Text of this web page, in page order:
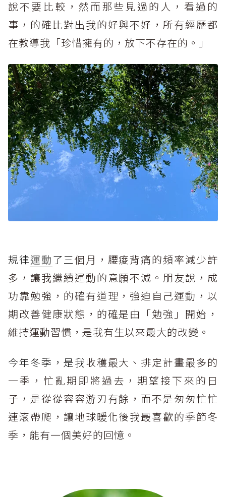
說不要比較，然而那些見過的人，看過的
事，的確比對出我的好與不好，所有經歷都
在教導我「珍惜擁有的，放下不存在的。」
規律運動了三個月，腰痠背痛的頻率減少許
多，讓我繼續運動的意願不減。朋友說，成
功靠勉強，的確有道理，強迫自己運動，以
期改善健康狀態，的確是由「勉強」開始，
維持運動習慣，是我有生以來最大的改變。
今年冬季，是我收穫最大、排定計畫最多的
一季，忙亂期即將過去，期望接下來的日
子，是從從容容游刃有餘，而不是匆匆忙忙
連滾帶爬，讓地球暖化後我最喜歡的季節冬
季，能有一個美好的回憶。